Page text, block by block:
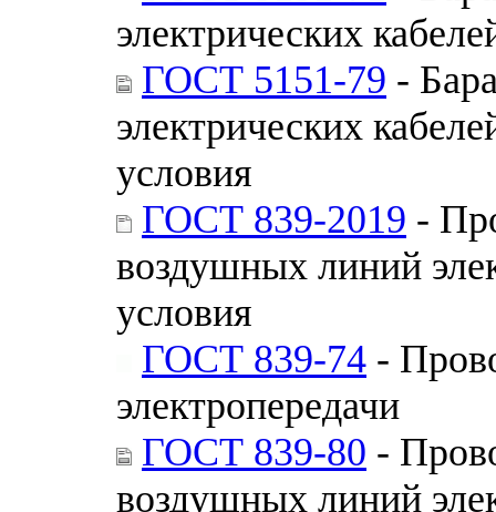
электрических
ГОСТ 5151-79 -
электрических
условия
ГОСТ 839-2019 -
воздушных линий
условия
ГОСТ 839-74 -
электропередачи
ГОСТ 839-80 -
воздушных линий